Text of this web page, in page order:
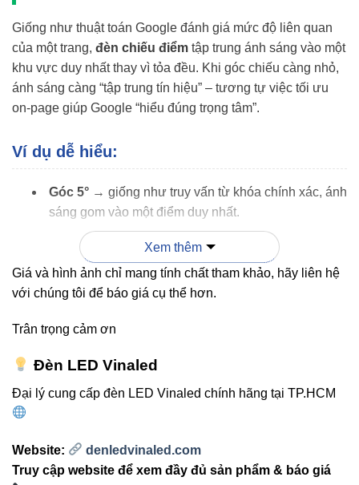
Giống như thuật toán Google đánh giá mức độ liên quan
của một trang, đèn chiếu điểm tập trung ánh sáng vào một
khu vực duy nhất thay vì tỏa đều. Khi góc chiếu càng nhỏ,
ánh sáng càng “tập trung tín hiệu” – tương tự việc tối ưu
on-page giúp Google “hiểu đúng trọng tâm”.
Ví dụ dễ hiểu:
Góc 5°→ giống như truy vấn từ khóa chính xác, ánh
sáng gom vào một điểm duy nhất.
Góc 45°
→ giống như từ khóa mở rộng, ánh sáng
tỏa rộng hơn, phù hợp không gian lớn.
Nhờ vậy, V5OSM-48 có thể đáp ứng nhiều mục đích chiếu
Khi nào nên dùng đèn chiếu
điểm VinaLED V5OSM-48?
“Khi bạn cần tạo điểm nhấn thật mạnh
– đây chính là lựa chọn tốt nhất.”
Xem thêm
Giá và hình ảnh chỉ mang tính chất tham khảo, hãy liên hệ
với chúng tôi để báo giá cụ thể hơn.
Trân trọng cảm ơn
Đèn LED Vinaled
Đại lý cung cấp đèn LED Vinaled chính hãng tại TP.HCM
Website:
denledvinaled.com
Truy cập website để xem đầy đủ sản phẩm & báo giá